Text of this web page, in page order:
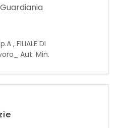
, FILIALE DI
Aut. Min.
per azienda
delle pulizie:
(MB) La
attività di
farmacie e
- Esperienza